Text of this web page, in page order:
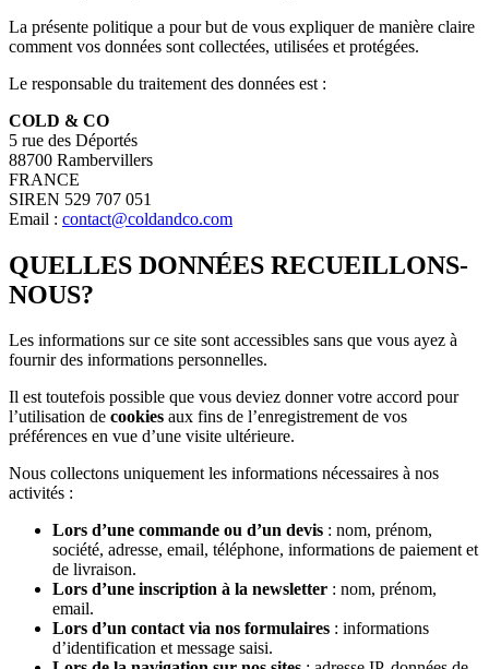
La présente politique a pour but de vous expliquer de manière claire
comment vos données sont collectées, utilisées et protégées.
Le responsable du traitement des données est :
COLD & CO
5 rue des Déportés
88700 Rambervillers
FRANCE
SIREN 529 707 051
Email : contact@coldandco.com
QUELLES DONNÉES RECUEILLONS-
NOUS?
Les informations sur ce site sont accessibles sans que vous ayez à
fournir des informations personnelles.
Il est toutefois possible que vous deviez donner votre accord pour
l’utilisation de cookies aux fins de l’enregistrement de vos
préférences en vue d’une visite ultérieure.
Nous collectons uniquement les informations nécessaires à nos
activités :
Lors d’une commande ou d’un devis : nom, prénom,
société, adresse, email, téléphone, informations de paiement et
de livraison.
Lors d’une inscription à la newsletter : nom, prénom,
email.
Lors d’un contact via nos formulaires : informations
d’identification et message saisi.